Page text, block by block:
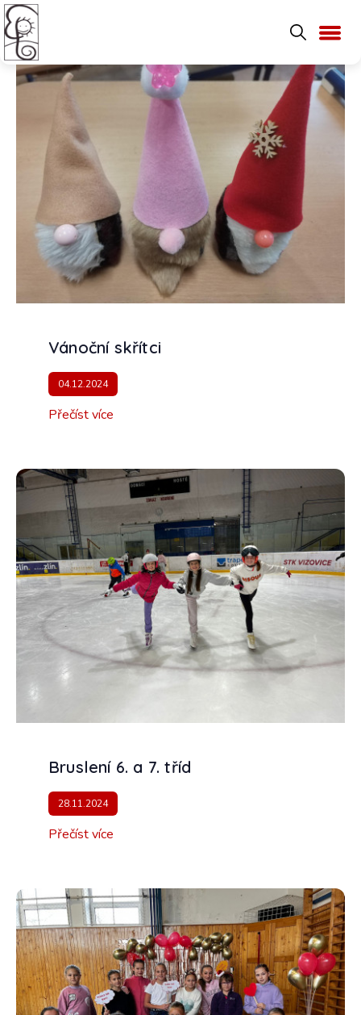
Vánoční skřítci
04.12.2024
Přečíst více
Bruslení 6. a 7. tříd
28.11.2024
Přečíst více